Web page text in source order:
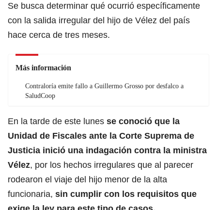
Se busca determinar qué ocurrió específicamente
con la salida irregular del hijo de Vélez del país
hace cerca de tres meses.
Más información
Contraloría emite fallo a Guillermo Grosso por desfalco a
SaludCoop
En la tarde de este lunes se conoció que la
Unidad de Fiscales ante la Corte Suprema de
Justicia inició una indagación contra la ministra
Vélez, por los hechos irregulares que al parecer
rodearon el viaje del hijo menor de la alta
funcionaria, sin cumplir con los requisitos que